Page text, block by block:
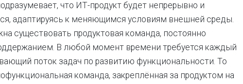
что ИТ-продукт будет непрерывно и
адаптируясь к меняющимся условиям внешней среды.
существовать продуктовая команда, постоянно
В любой момент времени требуется каждый
поток задач по развитию функциональности. То
команда, закреплённая за продуктом на